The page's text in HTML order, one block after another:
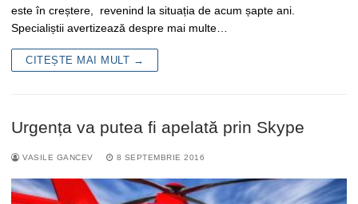
este în creștere, revenind la situația de acum șapte ani.
Specialiștii avertizează despre mai multe…
CITEȘTE MAI MULT →
Urgența va putea fi apelată prin Skype
VASILE GANCEV 8 SEPTEMBRIE 2016